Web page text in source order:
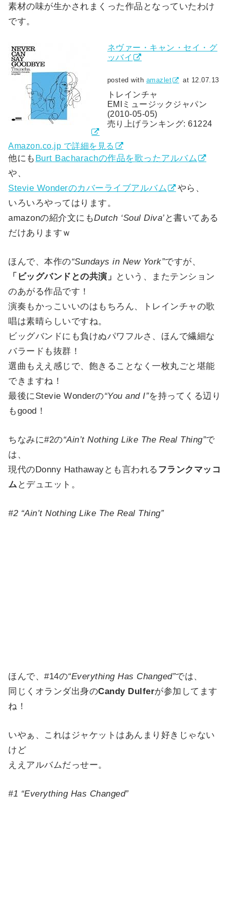
素材の味が生かされまくった作品となっていたわけ
です。
ネヴァー・キャン・セイ・グ
ッバイ
posted with amazlet at 12.07.13
トレインチャ
EMIミュージックジャパン
(2010-05-05)
売り上げランキング: 61224
Amazon.co.jp で詳細を見る
他にも Burt Bacharachの作品を歌ったアルバム
や、
Stevie Wonderのカバーライブアルバム
やら、
いろいろやってはります。
amazonの紹介文にもDutch ‘Soul Diva’ と書いてある
だけありますｗ
ほんで、本作の“Sundays in New York”ですが、
「ビッグバンドとの共演」
という、またテンション
のあがる作品です！
演奏もかっこいいのはもちろん、トレインチャの歌
唱は素晴らしいですね。
ビッグバンドにも負けぬパワフルさ、ほんで繊細な
バラードも抜群！
選曲もええ感じで、飽きることなく一枚丸ごと堪能
できますね！
最後にStevie Wonderの“You and I”を持ってくる辺り
もgood！
ちなみに#2の“Ain’t Nothing Like The Real Thing”で
は、
現代のDonny Hathawayとも言われる フランクマッコ
ム とデュエット。
#2 “Ain’t Nothing Like The Real Thing”
ほんで、#14の“Everything Has Changed”では、
同じくオランダ出身のCandy Dulferが参加してます
ね！
いやぁ、これはジャケットはあんまり好きじゃない
けど
ええアルバムだっせー。
#1 “Everything Has Changed”